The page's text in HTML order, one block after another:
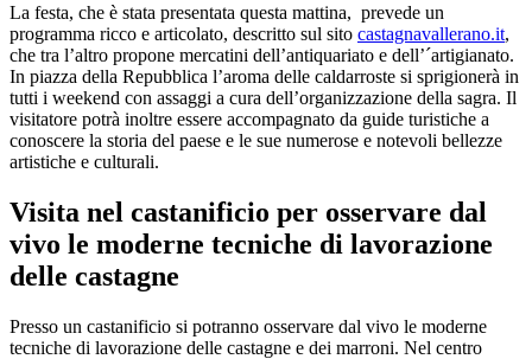
La festa, che è stata presentata questa mattina, prevede un
programma ricco e articolato, descritto sul sito castagnavallerano.it,
che tra l’altro propone mercatini dell’antiquariato e dell’´artigianato.
In piazza della Repubblica l’aroma delle caldarroste si sprigionerà in
tutti i weekend con assaggi a cura dell’organizzazione della sagra. Il
visitatore potrà inoltre essere accompagnato da guide turistiche a
conoscere la storia del paese e le sue numerose e notevoli bellezze
artistiche e culturali.
Visita nel castanificio per osservare dal
vivo le moderne tecniche di lavorazione
delle castagne
Presso un castanificio si potranno osservare dal vivo le moderne
tecniche di lavorazione delle castagne e dei marroni. Nel centro